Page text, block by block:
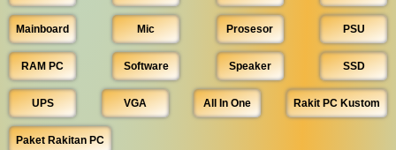
Mainboard Mic Prosesor PSU
RAM PC Software Speaker SSD
UPS VGA All In One Rakit PC Kustom
Paket Rakitan PC